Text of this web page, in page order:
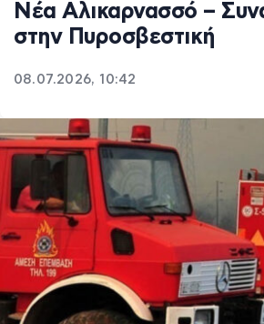
Νέα Αλικαρνασσό –
στην Πυροσβεστική
08.07.2026, 10:42